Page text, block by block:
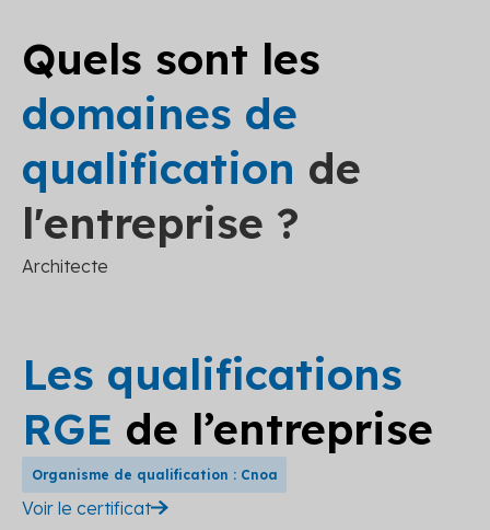
Quels sont les
domaines de
qualification de
l'entreprise ?
Architecte
Les qualifications
RGE de l’entreprise
Organisme de qualification : Cnoa
Voir le certificat